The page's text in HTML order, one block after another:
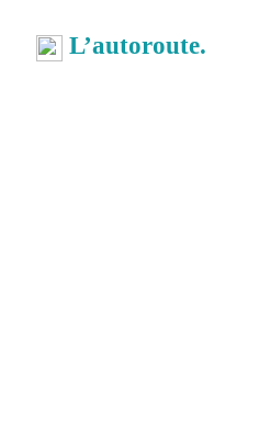
L’autoroute.